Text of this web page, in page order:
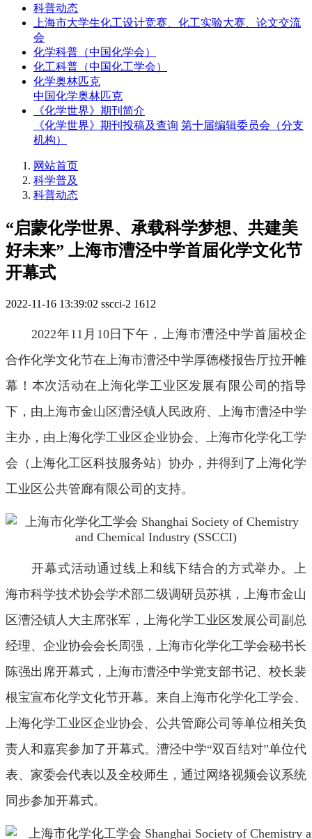
科普动态
上海市大学生化工设计竞赛、化工实验大赛、论文交流
会
化学科普（中国化学会）
化工科普（中国化工学会）
化学奥林匹克
中国化学奥林匹克
《化学世界》期刊简介
《化学世界》期刊投稿及查询 第十届编辑委员会（分支
机构）
网站首页
科学普及
科普动态
“启蒙化学世界、承载科学梦想、共建美
好未来” 上海市漕泾中学首届化学文化节
开幕式
2022-11-16 13:39:02 sscci-2 1612
2022年11月10日下午，上海市漕泾中学首届校企
合作化学文化节在上海市漕泾中学厚德楼报告厅拉开帷
幕！本次活动在上海化学工业区发展有限公司的指导
下，由上海市金山区漕泾镇人民政府、上海市漕泾中学
主办，由上海化学工业区企业协会、上海市化学化工学
会（上海化工区科技服务站）协办，并得到了上海化学
工业区公共管廊有限公司的支持。
开幕式活动通过线上和线下结合的方式举办。上
海市科学技术协会学术部二级调研员苏褀，上海市金山
区漕泾镇人大主席张军，上海化学工业区发展公司副总
经理、企业协会会长周强，上海市化学化工学会秘书长
陈强出席开幕式，上海市漕泾中学党支部书记、校长裴
根宝宣布化学文化节开幕。来自上海市化学化工学会、
上海化学工业区企业协会、公共管廊公司等单位相关负
责人和嘉宾参加了开幕式。漕泾中学“双百结对”单位代
表、家委会代表以及全校师生，通过网络视频会议系统
同步参加开幕式。